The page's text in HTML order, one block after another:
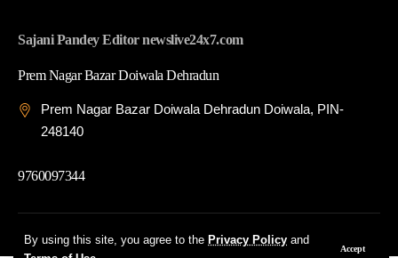
By using this site, you agree to the Privacy Policy and
Accept
Sajani Pandey Editor newslive24x7.com
Prem Nagar Bazar Doiwala Dehradun
Prem Nagar Bazar Doiwala Dehradun Doiwala, PIN-
248140
9760097344
© 2026 News Live 24x7| Developed By: Tech Yard Labs